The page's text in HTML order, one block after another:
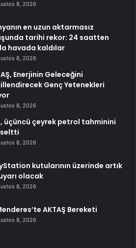
8, 2026
en uzun aktarmasız
tarihi rekor: 24 saatten
havada kaldılar
8, 2026
Enerjinin Geleceğini
Genç Yetenekleri
8, 2026
üçüncü çeyrek petrol tahminini
8, 2026
kutularının üzerinde artık
olacak
8, 2026
AKTAŞ Bereketi
8, 2026